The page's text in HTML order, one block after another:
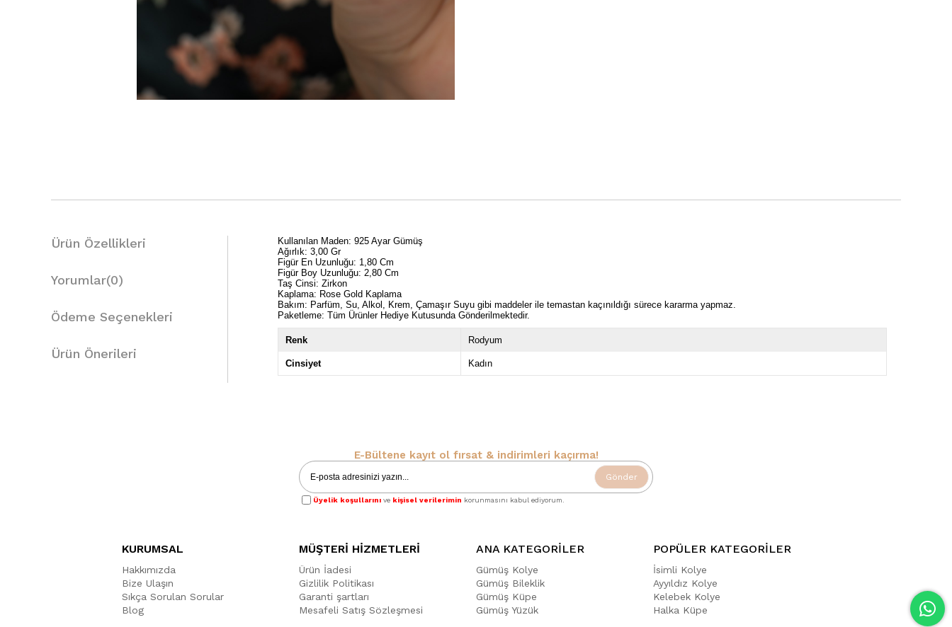
Ürün Özellikleri
Yorumlar(0)
Ödeme Seçenekleri
Ürün Önerileri
Kullanılan Maden: 925 Ayar Gümüş
Ağırlık: 3,00 Gr
Figür En Uzunluğu: 1,80 Cm
Figür Boy Uzunluğu: 2,80 Cm
Taş Cinsi: Zirkon
Kaplama: Rose Gold Kaplama
Bakım: Parfüm, Su, Alkol, Krem, Çamaşır Suyu gibi maddeler ile temastan kaçınıldığı sürece kararma yapmaz.
Paketleme: Tüm Ürünler Hediye Kutusunda Gönderilmektedir.
Renk Rodyum
Cinsiyet Kadın
E-Bültene kayıt ol fırsat & indirimleri kaçırma!
Gönder
Üyelik koşullarını ve kişisel verilerimin korunmasını kabul ediyorum.
KURUMSAL
Hakkımızda
Bize Ulaşın
Sıkça Sorulan Sorular
Blog
MÜŞTERİ HİZMETLERİ
Ürün İadesi
Gizlilik Politikası
Garanti şartları
Mesafeli Satış Sözleşmesi
ANA KATEGORİLER
Gümüş Kolye
Gümüş Bileklik
Gümüş Küpe
Gümüş Yüzük
POPÜLER KATEGORİLER
İsimli Kolye
Ayyıldız Kolye
Kelebek Kolye
Halka Küpe